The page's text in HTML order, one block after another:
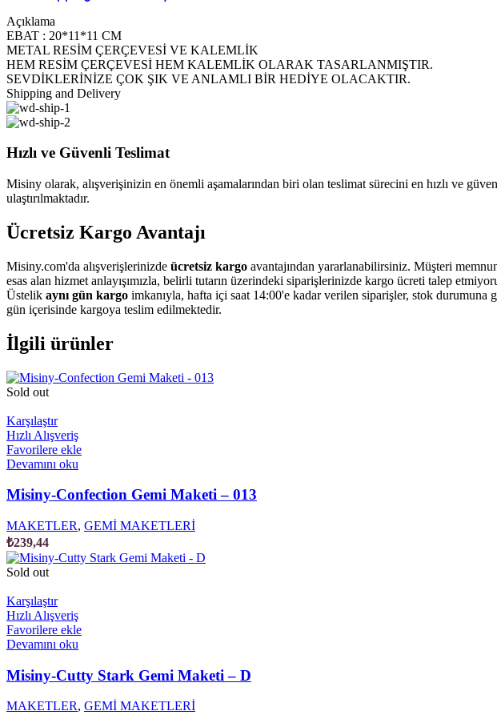
Açıklama
EBAT : 20*11*11 CM
METAL RESİM ÇERÇEVESİ VE KALEMLİK
HEM RESİM ÇERÇEVESİ HEM KALEMLİK OLARAK TASARLANMIŞTIR.
SEVDİKLERİNİZE ÇOK ŞIK VE ANLAMLI BİR HEDİYE OLACAKTIR.
Shipping and Delivery
Hızlı ve Güvenli Teslimat
Misiny olarak, alışverişinizin en önemli aşamalarından biri olan teslimat sürecini en hızlı ve
ulaştırılmaktadır.
Ücretsiz Kargo Avantajı
Misiny.com'da alışverişlerinizde ücretsiz kargo avantajından yararlanabilirsiniz. Müşteri
esas alan hizmet anlayışımızla, belirli tutarın üzerindeki siparişlerinizde kargo ücreti talep
Üstelik aynı gün kargo imkanıyla, hafta içi saat 14:00'e kadar verilen siparişler, stok durumuna
gün içerisinde kargoya teslim edilmektedir.
İlgili ürünler
Sold out
Karşılaştır
Hızlı Alışveriş
Favorilere ekle
Devamını oku
Misiny-Confection Gemi Maketi – 013
MAKETLER, GEMİ MAKETLERİ
₺239,44
Sold out
Karşılaştır
Hızlı Alışveriş
Favorilere ekle
Devamını oku
Misiny-Cutty Stark Gemi Maketi – D
MAKETLER, GEMİ MAKETLERİ